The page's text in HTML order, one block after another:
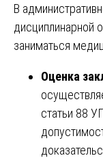
В
дисциплинарной
заниматься
Оценка
статьи 88